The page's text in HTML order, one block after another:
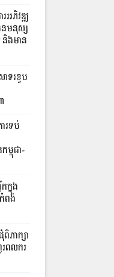
អភិវឌ្ឍ
នមនុស្ស
ងមាន
ាទរខួប
រទប់
ម្ពុជា-
ក្នុង
ពង់
ភាក្សា
ពលករ